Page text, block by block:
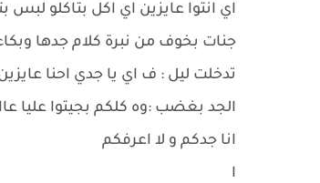
اي انتوا عايزين اي اكل بتاكلو
جنات بخوف من نبرة كلام جدها
تدخلت ليل : ف اي يا جدي احنا
الجد بغضب :وه كلكم بجيتوا عليا
انا جدكم و لا اعرفكم
ا